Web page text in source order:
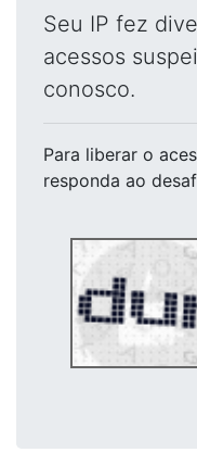
Seu IP fez
acessos
conosco.
Para liberar o
responda ao